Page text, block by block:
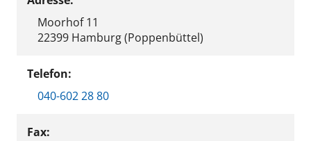
Moorhof 11
22399 Hamburg (Poppenbüttel)
Telefon:
040-602 28 80
Fax: